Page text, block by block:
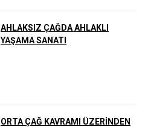
AHLAKSIZ ÇAĞDA AHLAKLI
YAŞAMA SANATI
ORTA ÇAĞ KAVRAMI ÜZERİNDEN